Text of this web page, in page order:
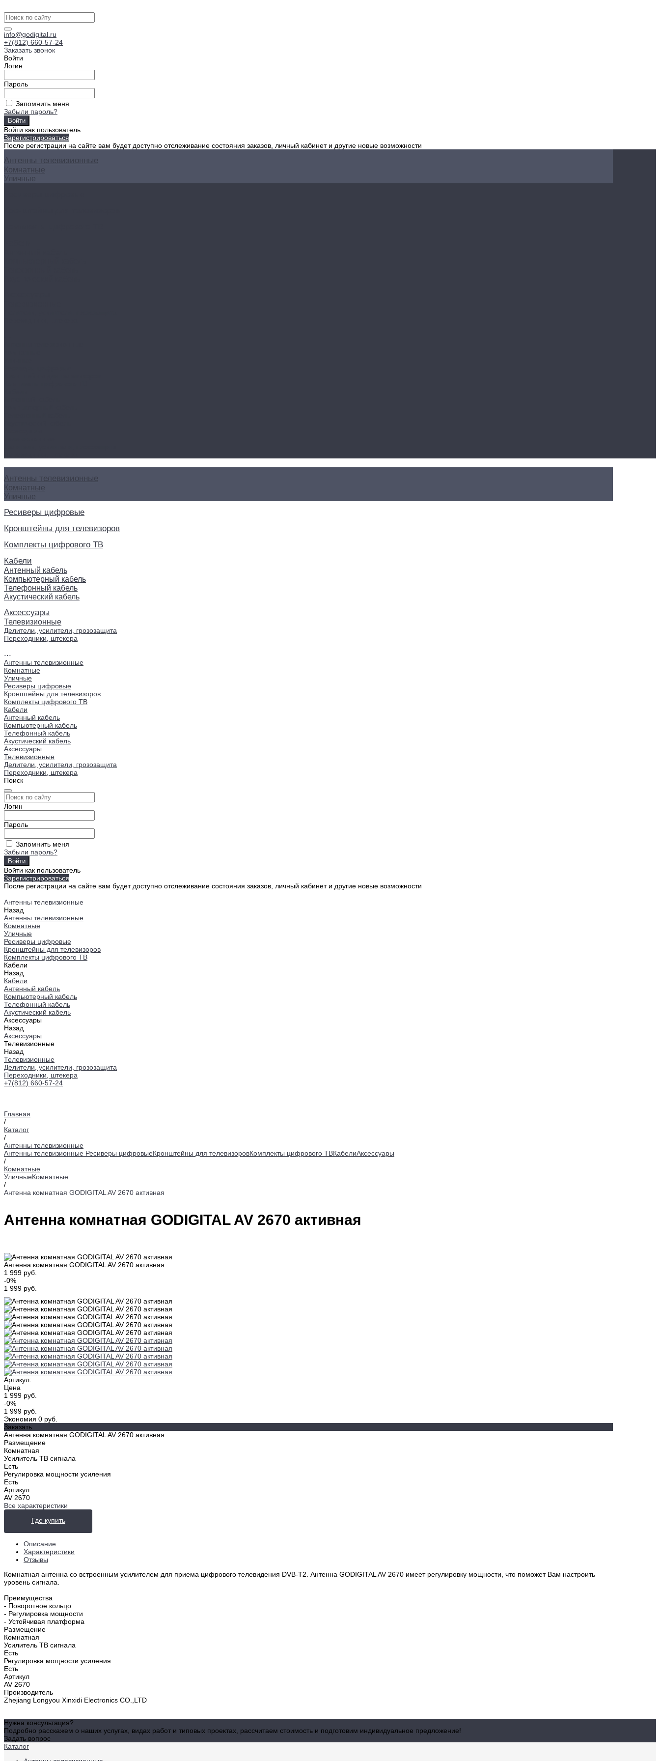
info@godigital.ru
+7(812) 660-57-24
Заказать звонок
Войти
Логин
Пароль
Запомнить меня
Забыли пароль?
Войти как пользователь
Зарегистрироваться
После регистрации на сайте вам будет доступно отслеживание состояния заказов, личный кабинет и другие новые возможности
Антенны телевизионные
Комнатные
Уличные
Антенны телевизионные
Комнатные
Уличные
Ресиверы цифровые
Кронштейны для телевизоров
Комплекты цифрового ТВ
Кабели
Антенный кабель
Компьютерный кабель
Телефонный кабель
Акустический кабель
Аксессуары
Телевизионные
Делители, усилители, грозозащита
Переходники, штекера
...
Антенны телевизионные
Комнатные
Уличные
Ресиверы цифровые
Кронштейны для телевизоров
Комплекты цифрового ТВ
Кабели
Антенный кабель
Компьютерный кабель
Телефонный кабель
Акустический кабель
Аксессуары
Телевизионные
Делители, усилители, грозозащита
Переходники, штекера
Поиск
Логин
Пароль
Запомнить меня
Забыли пароль?
Войти как пользователь
Зарегистрироваться
После регистрации на сайте вам будет доступно отслеживание состояния заказов, личный кабинет и другие новые возможности
Антенны телевизионные
Назад
Антенны телевизионные
Комнатные
Уличные
Ресиверы цифровые
Кронштейны для телевизоров
Комплекты цифрового ТВ
Кабели
Назад
Кабели
Антенный кабель
Компьютерный кабель
Телефонный кабель
Акустический кабель
Аксессуары
Назад
Аксессуары
Телевизионные
Назад
Телевизионные
Делители, усилители, грозозащита
Переходники, штекера
+7(812) 660-57-24
Главная
/
Каталог
/
Антенны телевизионные
Антенны телевизионные Ресиверы цифровыеКронштейны для телевизоровКомплекты цифрового ТВКабелиАксессуары
/
Комнатные
УличныеКомнатные
/
Антенна комнатная GODIGITAL AV 2670 активная
Антенна комнатная GODIGITAL AV 2670 активная
Антенна комнатная GODIGITAL AV 2670 активная
1 999 руб.
-0%
1 999 руб.
Артикул:
Цена
1 999 руб.
-0%
1 999 руб.
Экономия 0 руб.
Заказать
Антенна комнатная GODIGITAL AV 2670 активная
Размещение
Комнатная
Усилитель ТВ сигнала
Есть
Регулировка мощности усиления
Есть
Артикул
AV 2670
Все характеристики
Где купить
Описание
Характеристики
Отзывы
Комнатная антенна со встроенным усилителем для приема цифрового телевидения DVB-T2. Антенна GODIGITAL AV 2670 имеет регулировку мощности, что поможет Вам настроить
уровень сигнала.
Преимущества
- Поворотное кольцо
- Регулировка мощности
- Устойчивая платформа
Размещение
Комнатная
Усилитель ТВ сигнала
Есть
Регулировка мощности усиления
Есть
Артикул
AV 2670
Производитель
Zhejiang Longyou Xinxidi Electronics CO.,LTD
Нужна консультация?
Подробно расскажем о наших услугах, видах работ и типовых проектах, рассчитаем стоимость и подготовим индивидуальное предложение!
Задать вопрос
Каталог